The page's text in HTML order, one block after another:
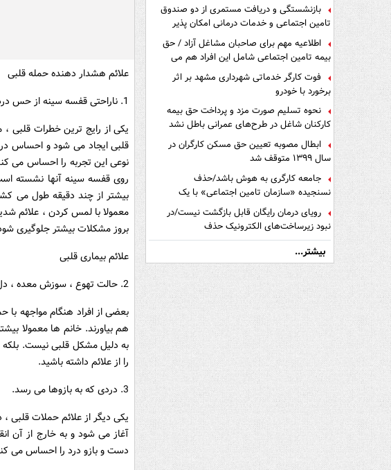
بازنشستگی و دریافت مستمری از دو صندوق
تامین اجتماعی و خدمات درمانی امکان پذیر
است ؟
اطلاعیه مهم برای صاحبان مشاغل آزاد / حق
بیمه تامین اجتماعی شامل این افراد هم می
شودفوت کارگر خدماتی شهرداری مشهد بر اثر
برخورد با خودرو
نحوه تسلیم صورت مزد و پرداخت حق بیمه
کارکنان شاغل در طرح‌های عمرانی باطل نشد
ابطال مصوبه تعیین حق مسکن کارگران در
سال ۱۳۹۹ متوقف شد
جامعه کارگری به هوش باشد/حذف
نسنجیده «سازمان تامین اجتماعی» با یک
تفاهم نامه!
رویای درمان رایگان قابل بازگشت نیست/در
نبود زیرساخت‌های الکترونیک حذف
دفترچه‌های بیمه اشتباه مضاعف است
بیشتر...
علائم هشدار دهنده حمله قلبی
1. ناراحتی قفسه سینه از حس درد تا تیر کشیدن
یکی از رایج ترین خطرات قلبی
قلبی ایجاد می شود و احساس
نوعی این تجربه را احساس می
روی قفسه سینه آنها نشسته
بیشتر از چند دقیقه طول می
معمولا با لمس کردن ، علائم
بروز مشکلات بیشتر جلوگیری
علائم بیماری قلبی
2. حالت تهوع ، سوزش معده ، دل درد یا سوء هاضمه
بعضی از افراد هنگام مواجهه
هم بیاورند. خانم ها معمولا
به دلیل مشکل قلبی نیست.
را از علائم داشته باشید.
3. دردی که به بازوها می رسد.
یکی دیگر از علائم حملات
آغاز می شود و به خارج از آن
دست و بازو درد را احساس می